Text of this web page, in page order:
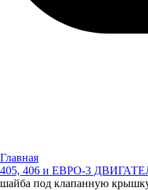
Главная
405, 406 и ЕВРО-3
шайба под клапанную